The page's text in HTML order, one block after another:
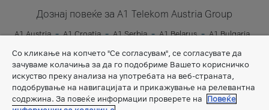
Дознај повеќе за A1 Telekom Austria Group
A1 Austria A1 Croatia A1 Serbia A1 Belarus
A1 Bulgaria
Со кликање на копчето "Се согласувам", се согласувате да
зачуваме колачиња за да го подобриме Вашето корисничко
искуство преку анализа на употребата на веб-страната,
подобрување на навигацијата и прикажување на релевантна
содржина. За повеќе информации проверете на
Повеќе